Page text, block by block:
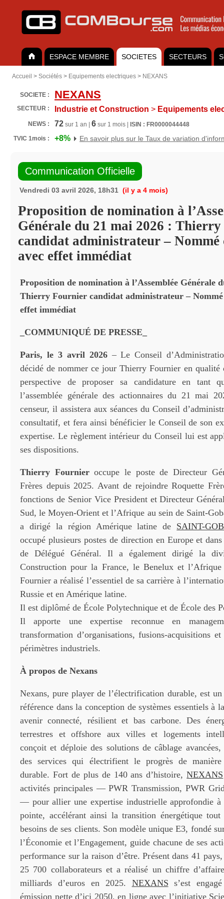
ESPACE MEMBRE SOCIETES SECTEURS
Accueil > Sociétés > Equipements electriques > NEXANS
SOCIETE : NEXANS
SECTEUR : Industrie et Construction > Equipements
NEWS : 72 sur 1 an | 6 sur 1 mois |
ISIN : FR0000044448
TVIC 1mois :
+8% En savoir plus sur le Taux de variation
Communication Officielle
Vendredi 03 avril 2026, 18h31 (il y a 4 mois)
Proposition de nomination à
Générale du 21 mai 2026 :
candidat administrateur – Nommé
avec effet immédiat
Proposition de nomination à l’Assemblée Générale
Thierry Fournier candidat administrateur – Nommé
effet immédiat
COMMUNIQUÉ DE PRESSE
Paris, le 3 avril 2026– Le Conseil
décidé de nommer ce jour Thierry Fournier en qualité
perspective de proposer sa candidature en tant
l’assemblée générale des actionnaires du 21 mai
censeur, il assistera aux séances du Conseil
consultatif, et fera ainsi bénéficier le Conseil de son
expertise. Le règlement intérieur du Conseil lui est
ses dispositions.
Thierry Fournieroccupe le poste de Directeur
Frères depuis 2025. Avant de rejoindre Roquette
fonctions de Senior Vice President et Directeur
Sud, le Moyen-Orient et l’Afrique au sein de Saint-
a dirigé la région Amérique latine de SAINT-
occupé plusieurs postes de direction en Europe et
de Délégué Général. Il a également dirigé la
Construction pour la France, le Benelux et
Fournier a réalisé l’essentiel de sa carrière à
Russie et en Amérique latine.
Il est diplômé de École Polytechnique et de École des
Il apporte une expertise reconnue en
transformation d’organisations, fusions-acquisitions
périmètres industriels.
À propos de Nexans
Nexans, pure player de l’électrification durable, est
référence dans la conception de systèmes essentiels à
avenir connecté, résilient et bas carbone. Des
terrestres et offshore aux villes et logements
conçoit et déploie des solutions de câblage avancées,
des services qui électrifient le progrès de
durable. Fort de plus de 140 ans d’histoire,NEXANS
activités principales — PWR Transmission, PWR
— pour allier une expertise industrielle approfondie à
pointe, accélérant ainsi la transition énergétique
besoins de ses clients. Son modèle unique E3, fondé
l’Économie et l’Engagement, guide chacune de ses
performance sur la raison d’être. Présent dans 41
25 700 collaborateurs et a réalisé un chiffre
milliards d’euros en 2025. NEXANS s’est
émission nette d’ici 2050, en ligne avec l’initiative